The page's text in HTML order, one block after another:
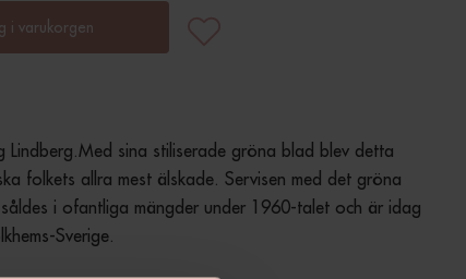
i varukorgen
Lindberg.Med sina stiliserade gröna blad blev detta
folkets allra mest älskade. Servisen med det gröna
i ofantliga mängder under 1960-talet och är idag
Sverige.